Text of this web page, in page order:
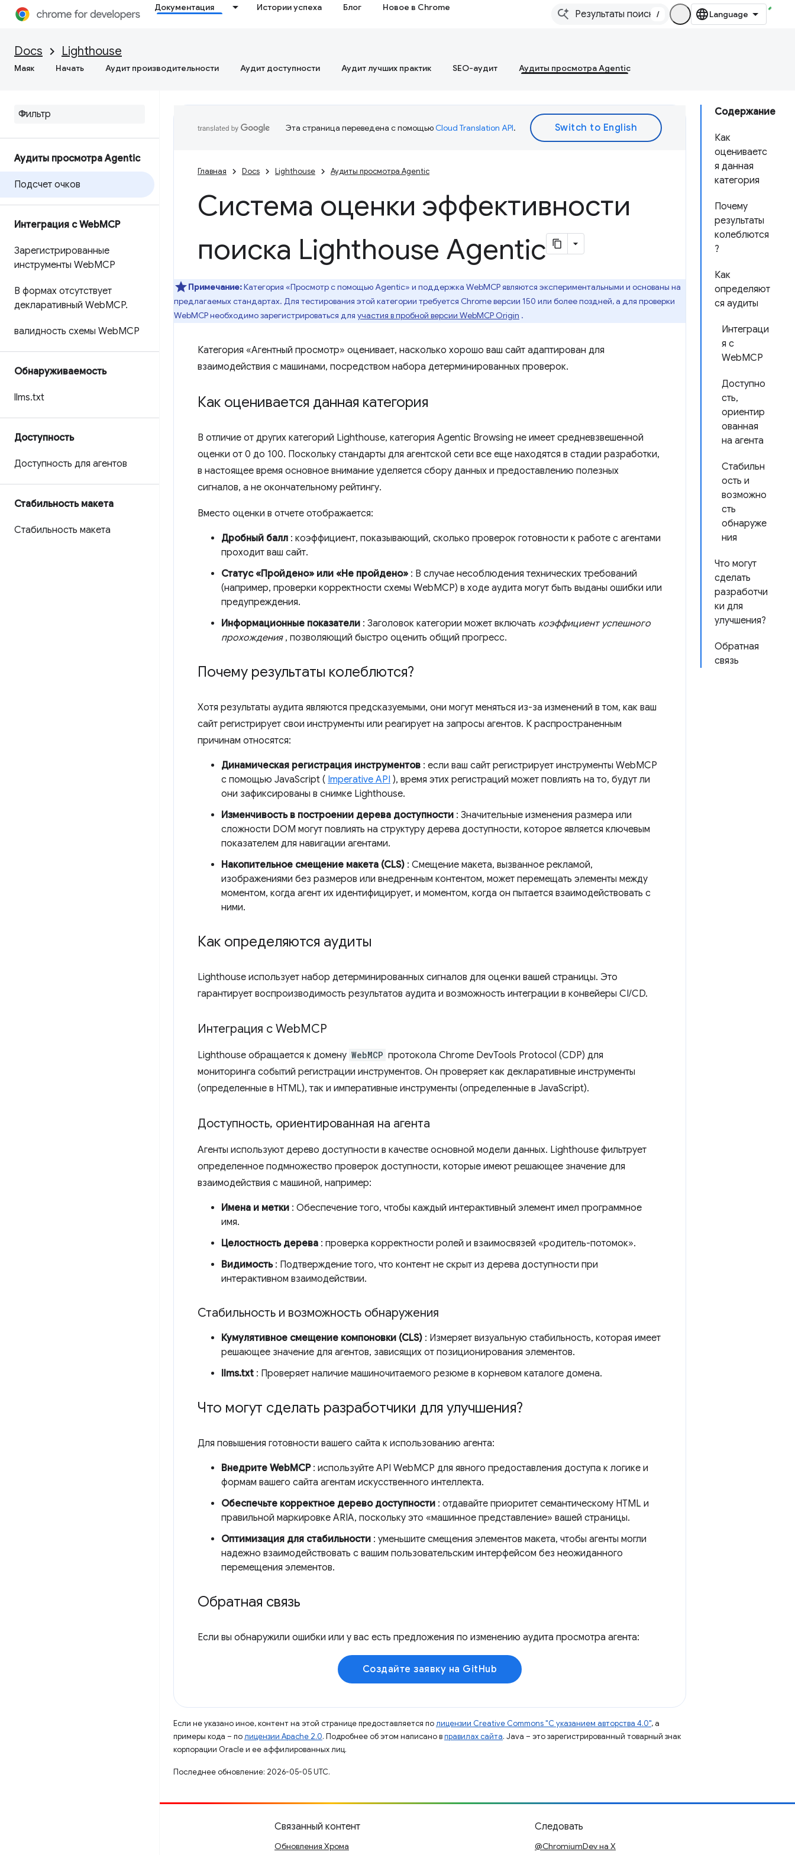
Документация Истории успеха Блог Новое в Chrome
/
Docs Lighthouse
Маяк Начать Аудит производительности Аудит доступности Аудит лучших практик SEO-аудит Аудиты просмотра Agentic
Аудиты просмотра Agentic
Подсчет очков
Интеграция с WebMCP
Зарегистрированные
инструменты WebMCP
В формах отсутствует
декларативный WebMCP.
валидность схемы WebMCP
Обнаруживаемость
llms.txt
Доступность
Доступность для агентов
Стабильность макета
Стабильность макета
Содержание
Как
оцениваетс
я данная
категория
Почему
результаты
колеблются
?
Как
определяют
ся аудиты
Интеграци
я с
WebMCP
Доступно
сть,
ориентир
ованная
на агента
Стабильн
ость и
возможно
сть
обнаруже
ния
Что могут
сделать
разработчи
ки для
улучшения?
Обратная
связь
Эта страница переведена с помощьюCloud Translation API.
Главная Docs Lighthouse Аудиты просмотра Agentic
Система оценки эффективности
поиска Lighthouse Agentic
Примечание:Категория «Просмотр с помощью Agentic» и поддержка WebMCP являются экспериментальными и основаны на
предлагаемых стандартах. Для тестирования этой категории требуется Chrome версии 150 или более поздней, а для проверки
WebMCP необходимо зарегистрироваться для участия в пробной версии WebMCP Origin .
Категория «Агентный просмотр» оценивает, насколько хорошо ваш сайт адаптирован для
взаимодействия с машинами, посредством набора детерминированных проверок.
Как оценивается данная категория
В отличие от других категорий Lighthouse, категория Agentic Browsing не имеет средневзвешенной
оценки от 0 до 100. Поскольку стандарты для агентской сети все еще находятся в стадии разработки,
в настоящее время основное внимание уделяется сбору данных и предоставлению полезных
сигналов, а не окончательному рейтингу.
Вместо оценки в отчете отображается:
Дробный балл : коэффициент, показывающий, сколько проверок готовности к работе с агентами
проходит ваш сайт.
Статус «Пройдено» или «Не пройдено» : В случае несоблюдения технических требований
(например, проверки корректности схемы WebMCP) в ходе аудита могут быть выданы ошибки или
предупреждения.
Информационные показатели : Заголовок категории может включать коэффициент успешного
прохождения, позволяющий быстро оценить общий прогресс.
Почему результаты колеблются?
Хотя результаты аудита являются предсказуемыми, они могут меняться из-за изменений в том, как ваш
сайт регистрирует свои инструменты или реагирует на запросы агентов. К распространенным
причинам относятся:
Динамическая регистрация инструментов : если ваш сайт регистрирует инструменты WebMCP
с помощью JavaScript ( Imperative API ), время этих регистраций может повлиять на то, будут ли
они зафиксированы в снимке Lighthouse.
Изменчивость в построении дерева доступности : Значительные изменения размера или
сложности DOM могут повлиять на структуру дерева доступности, которое является ключевым
показателем для навигации агентами.
Накопительное смещение макета (CLS) : Смещение макета, вызванное рекламой,
изображениями без размеров или внедренным контентом, может перемещать элементы между
моментом, когда агент их идентифицирует, и моментом, когда он пытается взаимодействовать с
ними.
Как определяются аудиты
Lighthouse использует набор детерминированных сигналов для оценки вашей страницы. Это
гарантирует воспроизводимость результатов аудита и возможность интеграции в конвейеры CI/CD.
Интеграция с WebMCP
Lighthouse обращается к домену WebMCP протокола Chrome DevTools Protocol (CDP) для
мониторинга событий регистрации инструментов. Он проверяет как декларативные инструменты
(определенные в HTML), так и императивные инструменты (определенные в JavaScript).
Доступность, ориентированная на агента
Агенты используют дерево доступности в качестве основной модели данных. Lighthouse фильтрует
определенное подмножество проверок доступности, которые имеют решающее значение для
взаимодействия с машиной, например:
Имена и метки : Обеспечение того, чтобы каждый интерактивный элемент имел программное
имя.
Целостность дерева : проверка корректности ролей и взаимосвязей «родитель-потомок».
Видимость: Подтверждение того, что контент не скрыт из дерева доступности при
интерактивном взаимодействии.
Стабильность и возможность обнаружения
Кумулятивное смещение компоновки (CLS) : Измеряет визуальную стабильность, которая имеет
решающее значение для агентов, зависящих от позиционирования элементов.
llms.txt : Проверяет наличие машиночитаемого резюме в корневом каталоге домена.
Что могут сделать разработчики для улучшения?
Для повышения готовности вашего сайта к использованию агента:
Внедрите WebMCP: используйте API WebMCP для явного предоставления доступа к логике и
формам вашего сайта агентам искусственного интеллекта.
Обеспечьте корректное дерево доступности : отдавайте приоритет семантическому HTML и
правильной маркировке ARIA, поскольку это «машинное представление» вашей страницы.
Оптимизация для стабильности : уменьшите смещения элементов макета, чтобы агенты могли
надежно взаимодействовать с вашим пользовательским интерфейсом без неожиданного
перемещения элементов.
Обратная связь
Если вы обнаружили ошибки или у вас есть предложения по изменению аудита просмотра агента:
Создайте заявку на GitHub
Если не указано иное, контент на этой странице предоставляется полицензии Creative Commons "С указанием авторства 4.0", а
примеры кода – полицензии Apache 2.0. Подробнее об этом написано вправилах сайта. Java – это зарегистрированный товарный знак
корпорации Oracle и ее аффилированных лиц.
Последнее обновление: 2026-05-05 UTC.
Связанный контент
Обновления Хрома
Следовать
@ChromiumDev на X